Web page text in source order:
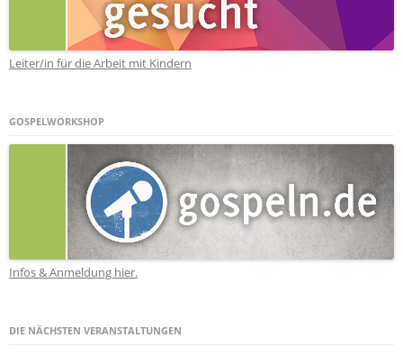
Leiter/in für die Arbeit mit Kindern
GOSPELWORKSHOP
Infos & Anmeldung hier.
DIE NÄCHSTEN VERANSTALTUNGEN